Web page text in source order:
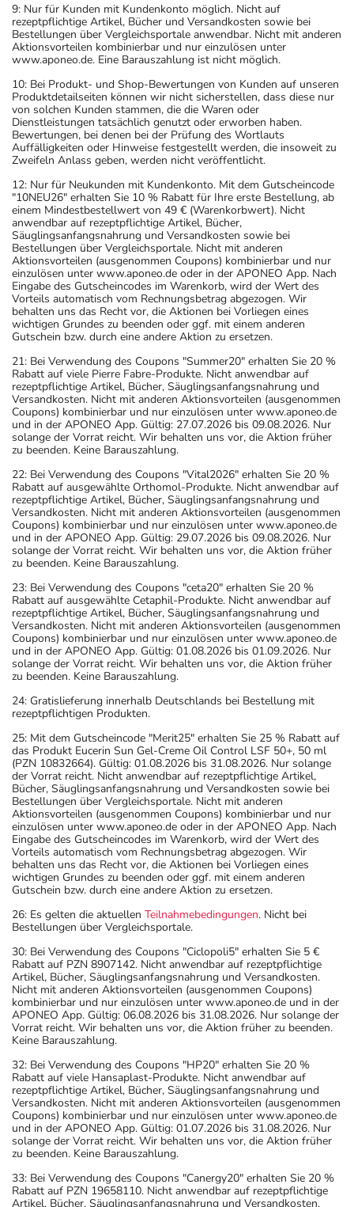
9: Nur für Kunden mit Kundenkonto möglich. Nicht auf
rezeptpflichtige Artikel, Bücher und Versandkosten sowie bei
Bestellungen über Vergleichsportale anwendbar. Nicht mit anderen
Aktionsvorteilen kombinierbar und nur einzulösen unter
www.aponeo.de. Eine Barauszahlung ist nicht möglich.
10: Bei Produkt- und Shop-Bewertungen von Kunden auf unseren
Produktdetailseiten können wir nicht sicherstellen, dass diese nur
von solchen Kunden stammen, die die Waren oder
Dienstleistungen tatsächlich genutzt oder erworben haben.
Bewertungen, bei denen bei der Prüfung des Wortlauts
Auffälligkeiten oder Hinweise festgestellt werden, die insoweit zu
Zweifeln Anlass geben, werden nicht veröffentlicht.
12: Nur für Neukunden mit Kundenkonto. Mit dem Gutscheincode
"10NEU26" erhalten Sie 10 % Rabatt für Ihre erste Bestellung, ab
einem Mindestbestellwert von 49 € (Warenkorbwert). Nicht
anwendbar auf rezeptpflichtige Artikel, Bücher,
Säuglingsanfangsnahrung und Versandkosten sowie bei
Bestellungen über Vergleichsportale. Nicht mit anderen
Aktionsvorteilen (ausgenommen Coupons) kombinierbar und nur
einzulösen unter www.aponeo.de oder in der APONEO App. Nach
Eingabe des Gutscheincodes im Warenkorb, wird der Wert des
Vorteils automatisch vom Rechnungsbetrag abgezogen. Wir
behalten uns das Recht vor, die Aktionen bei Vorliegen eines
wichtigen Grundes zu beenden oder ggf. mit einem anderen
Gutschein bzw. durch eine andere Aktion zu ersetzen.
21: Bei Verwendung des Coupons "Summer20" erhalten Sie 20 %
Rabatt auf viele Pierre Fabre-Produkte. Nicht anwendbar auf
rezeptpflichtige Artikel, Bücher, Säuglingsanfangsnahrung und
Versandkosten. Nicht mit anderen Aktionsvorteilen (ausgenommen
Coupons) kombinierbar und nur einzulösen unter www.aponeo.de
und in der APONEO App. Gültig: 27.07.2026 bis 09.08.2026. Nur
solange der Vorrat reicht. Wir behalten uns vor, die Aktion früher
zu beenden. Keine Barauszahlung.
22: Bei Verwendung des Coupons "Vital2026" erhalten Sie 20 %
Rabatt auf ausgewählte Orthomol-Produkte. Nicht anwendbar auf
rezeptpflichtige Artikel, Bücher, Säuglingsanfangsnahrung und
Versandkosten. Nicht mit anderen Aktionsvorteilen (ausgenommen
Coupons) kombinierbar und nur einzulösen unter www.aponeo.de
und in der APONEO App. Gültig: 29.07.2026 bis 09.08.2026. Nur
solange der Vorrat reicht. Wir behalten uns vor, die Aktion früher
zu beenden. Keine Barauszahlung.
23: Bei Verwendung des Coupons "ceta20" erhalten Sie 20 %
Rabatt auf ausgewählte Cetaphil-Produkte. Nicht anwendbar auf
rezeptpflichtige Artikel, Bücher, Säuglingsanfangsnahrung und
Versandkosten. Nicht mit anderen Aktionsvorteilen (ausgenommen
Coupons) kombinierbar und nur einzulösen unter www.aponeo.de
und in der APONEO App. Gültig: 01.08.2026 bis 01.09.2026. Nur
solange der Vorrat reicht. Wir behalten uns vor, die Aktion früher
zu beenden. Keine Barauszahlung.
24: Gratislieferung innerhalb Deutschlands bei Bestellung mit
rezeptpflichtigen Produkten.
25: Mit dem Gutscheincode "Merit25" erhalten Sie 25 % Rabatt auf
das Produkt Eucerin Sun Gel-Creme Oil Control LSF 50+, 50 ml
(PZN 10832664). Gültig: 01.08.2026 bis 31.08.2026. Nur solange
der Vorrat reicht. Nicht anwendbar auf rezeptpflichtige Artikel,
Bücher, Säuglingsanfangsnahrung und Versandkosten sowie bei
Bestellungen über Vergleichsportale. Nicht mit anderen
Aktionsvorteilen (ausgenommen Coupons) kombinierbar und nur
einzulösen unter www.aponeo.de oder in der APONEO App. Nach
Eingabe des Gutscheincodes im Warenkorb, wird der Wert des
Vorteils automatisch vom Rechnungsbetrag abgezogen. Wir
behalten uns das Recht vor, die Aktionen bei Vorliegen eines
wichtigen Grundes zu beenden oder ggf. mit einem anderen
Gutschein bzw. durch eine andere Aktion zu ersetzen.
26: Es gelten die aktuellen Teilnahmebedingungen. Nicht bei
Bestellungen über Vergleichsportale.
30: Bei Verwendung des Coupons "Ciclopoli5" erhalten Sie 5 €
Rabatt auf PZN 8907142. Nicht anwendbar auf rezeptpflichtige
Artikel, Bücher, Säuglingsanfangsnahrung und Versandkosten.
Nicht mit anderen Aktionsvorteilen (ausgenommen Coupons)
kombinierbar und nur einzulösen unter www.aponeo.de und in der
APONEO App. Gültig: 06.08.2026 bis 31.08.2026. Nur solange der
Vorrat reicht. Wir behalten uns vor, die Aktion früher zu beenden.
Keine Barauszahlung.
32: Bei Verwendung des Coupons "HP20" erhalten Sie 20 %
Rabatt auf viele Hansaplast-Produkte. Nicht anwendbar auf
rezeptpflichtige Artikel, Bücher, Säuglingsanfangsnahrung und
Versandkosten. Nicht mit anderen Aktionsvorteilen (ausgenommen
Coupons) kombinierbar und nur einzulösen unter www.aponeo.de
und in der APONEO App. Gültig: 01.07.2026 bis 31.08.2026. Nur
solange der Vorrat reicht. Wir behalten uns vor, die Aktion früher
zu beenden. Keine Barauszahlung.
33: Bei Verwendung des Coupons "Canergy20" erhalten Sie 20 %
Rabatt auf PZN 19658110. Nicht anwendbar auf rezeptpflichtige
Artikel, Bücher, Säuglingsanfangsnahrung und Versandkosten.